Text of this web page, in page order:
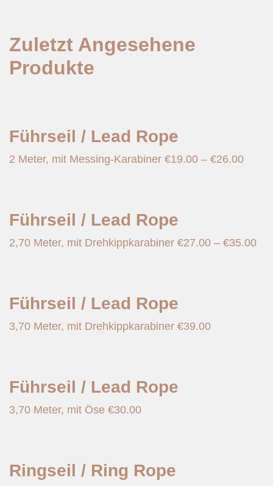
Zuletzt Angesehene
Produkte
Führseil / Lead Rope
2 Meter, mit Messing-Karabiner €19.00 – €26.00
Führseil / Lead Rope
2,70 Meter, mit Drehkippkarabiner €27.00 – €35.00
Führseil / Lead Rope
3,70 Meter, mit Drehkippkarabiner €39.00
Führseil / Lead Rope
3,70 Meter, mit Öse €30.00
Ringseil / Ring Rope